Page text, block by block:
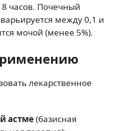
часов. Почечный
варьируется между 0,1 и
мочой (менее 5%).
лекарственное
астме(базисная